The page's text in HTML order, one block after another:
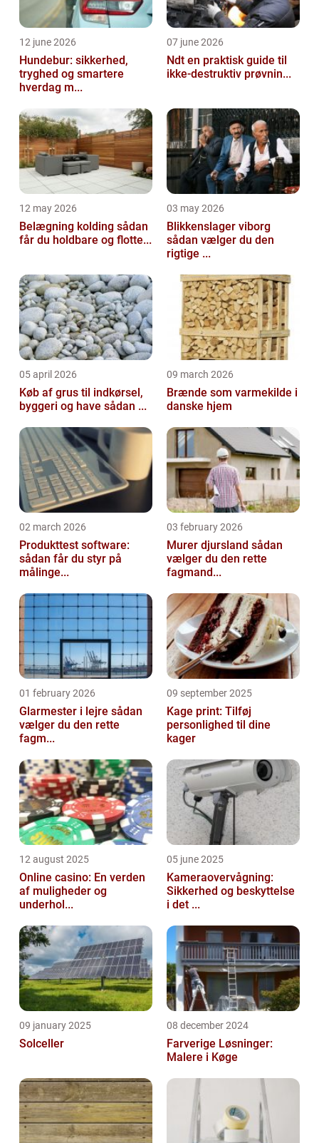
12 june 2026
Hundebur: sikkerhed,
tryghed og smartere
hverdag m...
07 june 2026
Ndt en praktisk guide til
ikke-destruktiv prøvnin...
12 may 2026
Belægning kolding sådan
får du holdbare og flotte...
03 may 2026
Blikkenslager viborg
sådan vælger du den
rigtige ...
05 april 2026
Køb af grus til indkørsel,
byggeri og have sådan ...
09 march 2026
Brænde som varmekilde i
danske hjem
02 march 2026
Produkttest software:
sådan får du styr på
målinge...
03 february 2026
Murer djursland sådan
vælger du den rette
fagmand...
01 february 2026
Glarmester i lejre sådan
vælger du den rette
fagm...
09 september 2025
Kage print: Tilføj
personlighed til dine
kager
12 august 2025
Online casino: En verden
af muligheder og
underhol...
05 june 2025
Kameraovervågning:
Sikkerhed og beskyttelse
i det ...
09 january 2025
Solceller
08 december 2024
Farverige Løsninger:
Malere i Køge